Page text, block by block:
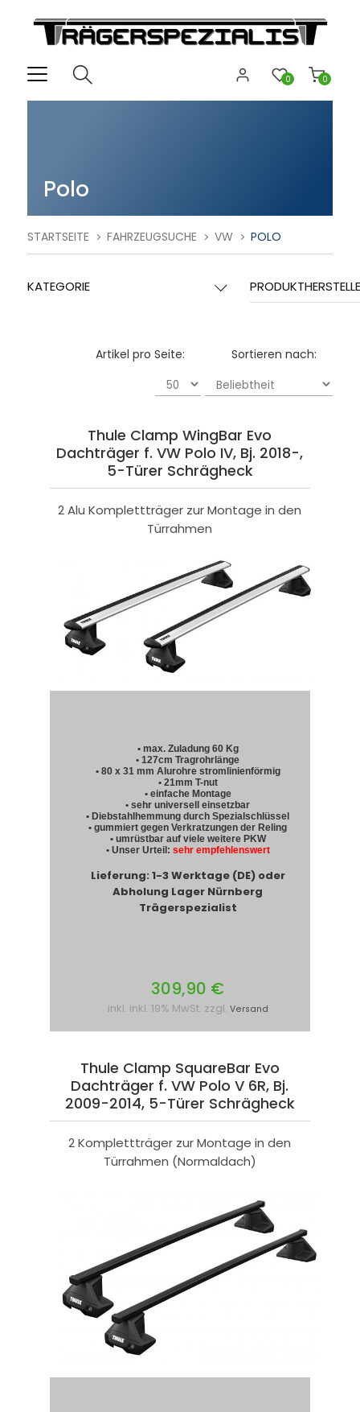
0
0
Polo
STARTSEITE FAHRZEUGSUCHE VW POLO
KATEGORIE
Sortieren nach:
Artikel pro Seite:
Thule Clamp WingBar Evo
Dachträger f. VW Polo IV, Bj. 2018-,
5-Türer Schrägheck
2 Alu Komplettträger zur Montage in den
Türrahmen
• max. Zuladung 60 Kg
• 127cm Tragrohrlänge
• 80 x 31 mm Alurohre stromlinienförmig
• 21mm T-nut
• einfache Montage
• sehr universell einsetzbar
• Diebstahlhemmung durch Spezialschlüssel
• gummiert gegen Verkratzungen der Reling
• umrüstbar auf viele weitere PKW
• Unser Urteil: sehr empfehlenswert
Lieferung: 1-3 Werktage (DE) oder
Abholung Lager Nürnberg
Trägerspezialist
309,90 €
inkl. inkl. 19% MwSt. zzgl. Versand
Thule Clamp SquareBar Evo
Dachträger f. VW Polo V 6R, Bj.
2009-2014, 5-Türer Schrägheck
2 Komplettträger zur Montage in den
Türrahmen (Normaldach)